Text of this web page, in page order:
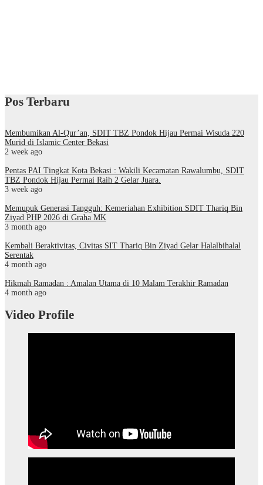
Pos Terbaru
Membumikan Al-Qur’an, SDIT TBZ Pondok Hijau Permai Wisuda 220
Murid di Islamic Center Bekasi
2 week ago
Pentas PAI Tingkat Kota Bekasi : Wakili Kecamatan Rawalumbu, SDIT
TBZ Pondok Hijau Permai Raih 2 Gelar Juara.
3 week ago
Memupuk Generasi Tangguh: Kemeriahan Exhibition SDIT Thariq Bin
Ziyad PHP 2026 di Graha MK
3 month ago
Kembali Beraktivitas, Civitas SIT Thariq Bin Ziyad Gelar Halalbihalal
Serentak
4 month ago
Hikmah Ramadan : Amalan Utama di 10 Malam Terakhir Ramadan
4 month ago
Video Profile